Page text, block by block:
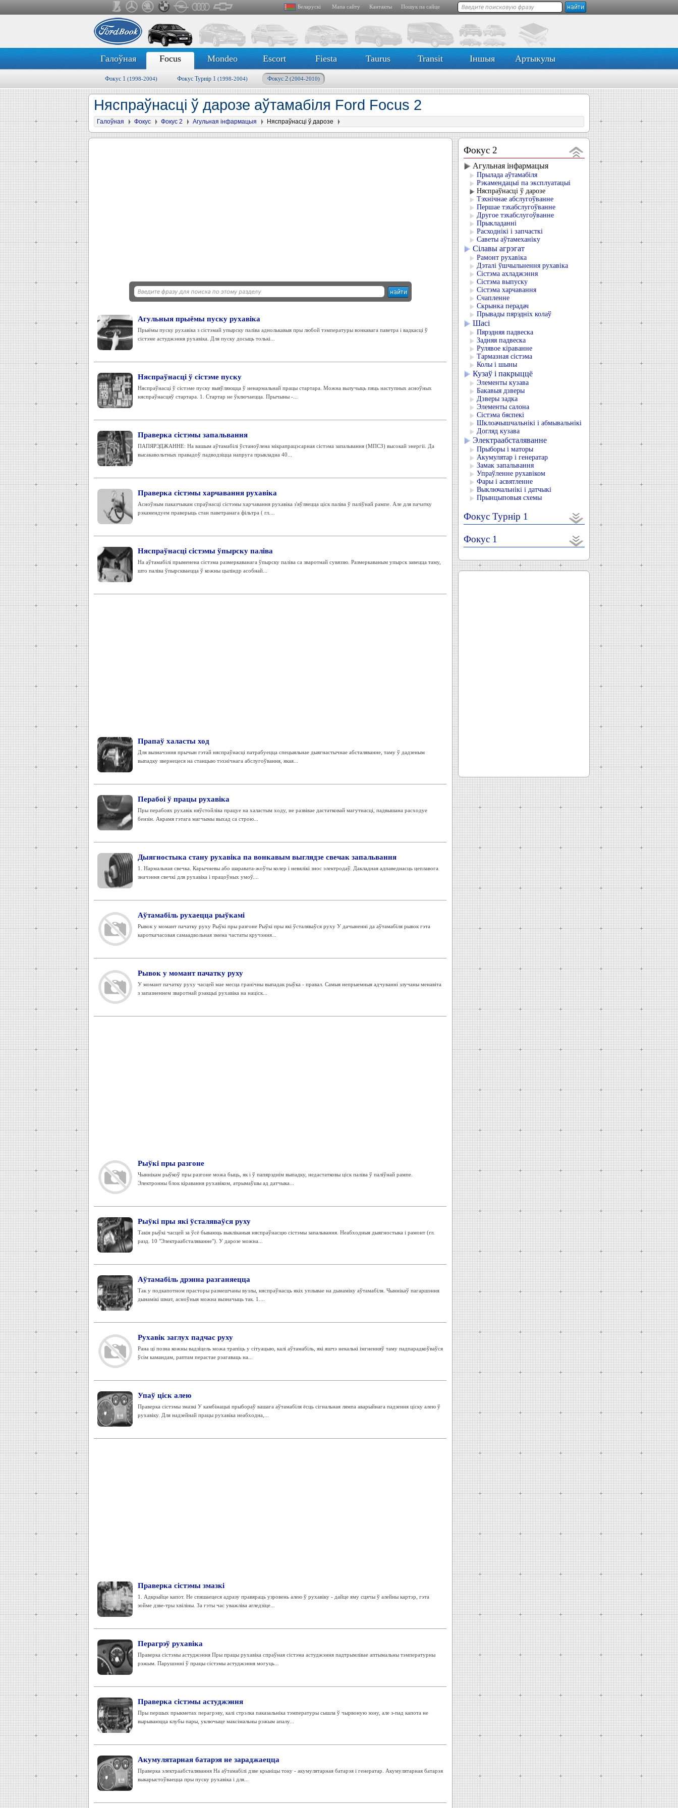
Беларускі Мапа сайту Кантакты Пошук па сайце
Галоўная Focus Mondeo Escort Fiesta Taurus Transit Іншыя Артыкулы
Фокус 1 (1998-2004) Фокус Турнір 1 (1998-2004) Фокус 2 (2004-2010)
Няспраўнасці ў дарозе аўтамабіля Ford Focus 2
Галоўная Фокус Фокус 2 Агульная інфармацыя Няспраўнасці ў дарозе
Агульныя прыёмы пуску рухавіка
Прыёмы пуску рухавіка з сістэмай упырску паліва аднолькавыя пры любой тэмпературы вонкавага паветра і вадкасці ў
сістэме астуджэння рухавіка. Для пуску досыць толькі...
Няспраўнасці ў сістэме пуску
Няспраўнасці ў сістэме пуску выяўляюцца ў ненармальнай працы стартара. Можна вылучыць пяць наступных асноўных
няспраўнасцяў стартара. 1. Стартар не ўключаецца. Прычыны -...
Праверка сістэмы запальвання
ПАПЯРЭДЖАННЕ: На вашым аўтамабілі ўстаноўлена мікрапрацэсарная сістэма запальвання (МПСЗ) высокай энергіі. Да
высакавольтных правадоў падводзіцца напруга прыкладна 40...
Праверка сістэмы харчавання рухавіка
Асноўным паказчыкам спраўнасці сістэмы харчавання рухавіка з'яўляецца ціск паліва ў паліўнай рампе. Але для пачатку
рэкамендуем праверыць стан паветранага фільтра ( гл....
Няспраўнасці сістэмы ўпырску паліва
На аўтамабілі прыменена сістэма размеркаванага ўпырску паліва са зваротнай сувяззю. Размеркаваным упырск завецца таму,
што паліва ўпырскваецца ў кожны цыліндр асобнай...
Прапаў халасты ход
Для вызначэння прычын гэтай няспраўнасці патрабуецца спецыяльнае дыягнастычнае абсталяванне, таму ў дадзеным
выпадку звернецеся на станцыю тэхнічнага абслугоўвання, якая...
Перабоі ў працы рухавіка
Пры перабоях рухавік няўстойліва працуе на халастым ходу, не развівае дастатковай магутнасці, падвышана расходуе
бензін. Акрамя гэтага магчымы выхад са строю...
Дыягностыка стану рухавіка па вонкавым выглядзе свечак запальвання
1. Нармальная свечка. Карычневы або шаравата-жоўты колер і невялікі знос электродаў. Дакладная адпаведнасць цеплавога
значэння свечкі для рухавіка і працоўных умоў....
Аўтамабіль рухаецца рыўкамі
Рывок у момант пачатку руху Рыўкі пры разгоне Рыўкі пры які ўсталяваўся руху У дачыненні да аўтамабіля рывок гэта
кароткачасовая самаадвольная змена частаты кручэння...
Рывок у момант пачатку руху
У момант пачатку руху часцей мае месца гранічны выпадак рыўка - правал. Самыя непрыемныя адчуванні злучаны менавіта
з запазненнем зваротнай рэакцыі рухавіка на націск...
Рыўкі пры разгоне
Чыннікам рыўкоў пры разгоне можа быць, як і ў папярэднім выпадку, недастатковы ціск паліва ў паліўнай рампе.
Электронны блок кіравання рухавіком, атрымаўшы ад датчыка...
Рыўкі пры які ўсталяваўся руху
Такія рыўкі часцей за ўсё бываюць выкліканыя няспраўнасцю сістэмы запальвання. Неабходныя дыягностыка і рамонт (гл.
разд. 10 "Электраабсталяванне"). У дарозе можна...
Аўтамабіль дрэнна разганяецца
Так у подкапотном прасторы размешчаны вузлы, няспраўнасць якіх уплывае на дынаміку аўтамабіля. Чыннікаў пагаршэння
дынамікі шмат, асноўныя можна вызначыць так. 1....
Рухавік заглух падчас руху
Рана ці позна кожны вадзіцель можа трапіць у сітуацыю, калі аўтамабіль, які яшчэ некалькі імгненняў таму падпарадкоўваўся
ўсім камандам, раптам перастае рэагаваць на...
Упаў ціск алею
Праверка сістэмы змазкі У камбінацыі прыбораў вашага аўтамабіля ёсць сігнальная лямпа аварыйнага падзення ціску алею ў
рухавіку. Для надзейнай працы рухавіка неабходна,...
Праверка сістэмы змазкі
1. Адкрыйце капот. Не спяшаецеся адразу правяраць узровень алею ў рухавіку - дайце яму сцячы ў алейны картэр, гэта
зойме дзве-тры хвіліны. За гэты час уважліва агледзіце...
Перагрэў рухавіка
Праверка сістэмы астуджэння Пры працы рухавіка спраўная сістэма астуджэння падтрымлівае аптымальны тэмпературны
рэжым. Парушэнні ў працы сістэмы астуджэння могуць...
Праверка сістэмы астуджэння
Пры першых прыкметах перагрэву, калі стрэлка паказальніка тэмпературы сышла ў чырвоную зону, але з-пад капота не
вырываюцца клубы пары, уключыце максімальны рэжым апалу...
Акумулятарная батарэя не зараджаецца
Праверка электраабсталявання На аўтамабілі дзве крыніцы току - акумулятарная батарэя і генератар. Акумулятарная батарэя
выкарыстоўваецца пры пуску рухавіка і для...
Фокус 2
Агульная інфармацыя
Прылада аўтамабіля
Рэкамендацыі па эксплуатацыі
Няспраўнасці ў дарозе
Тэхнічнае абслугоўванне
Першае тэхабслугоўванне
Другое тэхабслугоўванне
Прыкладанні
Расходнікі і запчасткі
Саветы аўтамеханіку
Сілавы агрэгат
Рамонт рухавіка
Дэталі ўшчыльнення рухавіка
Сістэма ахладжэння
Сістэма выпуску
Сістэма харчавання
Счапленне
Скрынка перадач
Прывады пярэдніх колаў
Шасі
Пярэдняя падвеска
Задняя падвеска
Рулявое кіраванне
Тармазная сістэма
Колы і шыны
Кузаў і пакрыццё
Элементы кузава
Бакавыя дзверы
Дзверы задка
Элементы салона
Сістэма бяспекі
Шклоачышчальнікі і абмывальнікі
Догляд кузава
Электраабсталяванне
Прыборы і маторы
Акумулятар і генератар
Замак запальвання
Упраўленне рухавіком
Фары і асвятленне
Выключальнікі і датчыкі
Прынцыповыя схемы
Фокус Турнір 1
Фокус 1